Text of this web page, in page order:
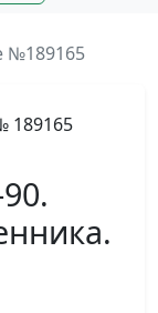
№189165
189165